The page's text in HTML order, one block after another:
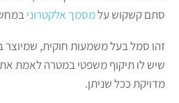
סתם קשקוש עלמסמך אלקטרוני
זהו סמל בעל משמעות חוקית, שמיוצר
שיש לו תיקוף משפטי במטרה לאמת
מדויקת ככל שניתן.